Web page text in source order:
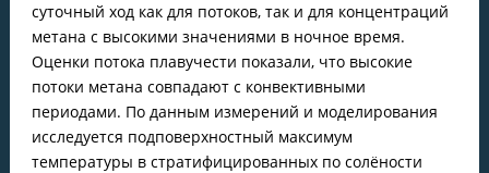
суточный ход как для потоков, так и для концентраций
метана с высокими значениями в ночное время.
Оценки потока плавучести показали, что высокие
потоки метана совпадают с конвективными
периодами. По данным измерений и моделирования
исследуется подповерхностный максимум
температуры в стратифицированных по солёности